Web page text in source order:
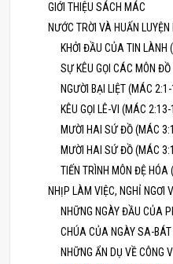
GIỚI THIỆU SÁCH MÁC
NƯỚC TRỜI VÀ HUẤN
KHỞI ĐẦU CỦA TIN LÀNH
SỰ KÊU GỌI CÁC MÔN
NGƯỜI BẠI LIỆT (MÁC
KÊU GỌI LÊ-VI (MÁC
MƯỜI HAI SỨ ĐỒ (MÁC
MƯỜI HAI SỨ ĐỒ (MÁC
TIẾN TRÌNH MÔN ĐỆ
NHỊP LÀM VIỆC, NGHỈ NGƠI
NHỮNG NGÀY ĐẦU CỦA
CHÚA CỦA NGÀY SA-
NHỮNG ẨN DỤ VỀ